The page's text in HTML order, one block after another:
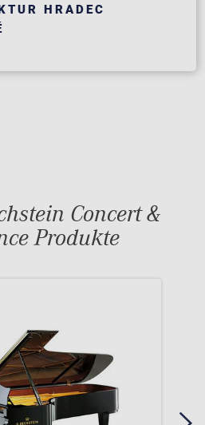
HRADEC
Concert &
Produkte